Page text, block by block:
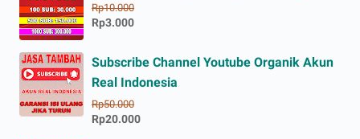
Rp10.000
Rp3.000
Subscribe Channel Youtube Organik Akun
Real Indonesia
Rp50.000
Rp20.000